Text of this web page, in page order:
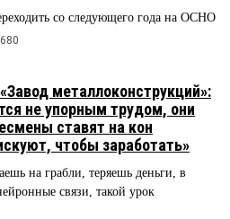
со следующего года на ОСНО
металлоконструкций»:
не упорным трудом, они
ставят на кон
чтобы заработать»
на грабли, теряешь деньги, в
связи, такой урок